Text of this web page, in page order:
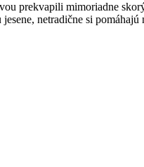
prekvapili mimoriadne
netradične si pomáhajú